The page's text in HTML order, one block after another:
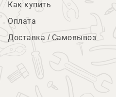
Как купить
Оплата
Доставка / Самовывоз